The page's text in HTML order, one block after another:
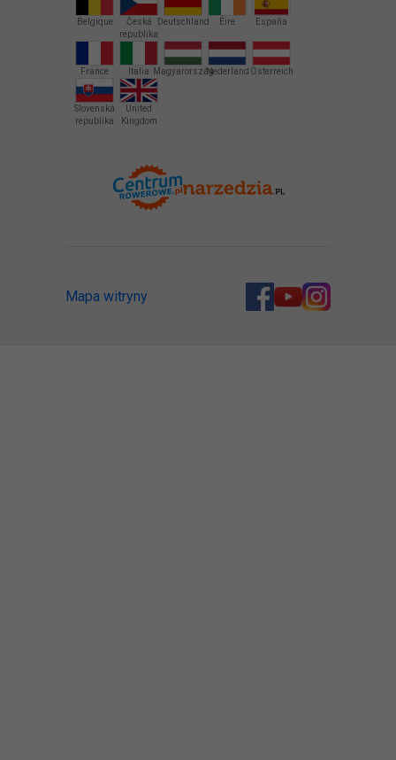
Belgique
Česká
republika
Deutschland Éire España
France Italia MagyarországNederland Österreich
Slovenská
republika
United
Kingdom
Mapa witryny